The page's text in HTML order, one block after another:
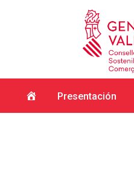
InicioPresentación